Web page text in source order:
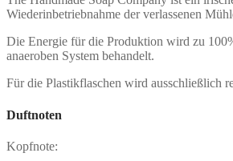
Wiederinbetriebnahme der verlassenen
Die Energie für die Produktion wird zu
anaeroben System behandelt.
Für die Plastikflaschen wird ausschließlich
Duftnoten
Kopfnote: